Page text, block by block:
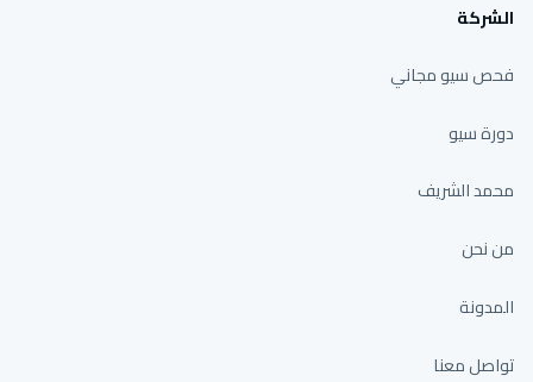
الشركة
فحص سيو مجاني
دورة سيو
محمد الشريف
من نحن
المدونة
تواصل معنا